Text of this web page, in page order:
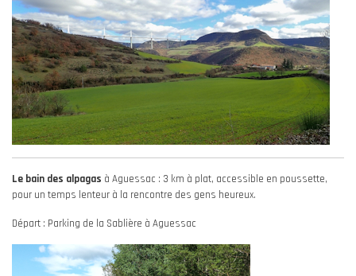
Le bain des alpagas à Aguessac : 3 km à plat, accessible en poussette,
pour un temps lenteur à la rencontre des gens heureux.
Départ : Parking de la Sablière à Aguessac